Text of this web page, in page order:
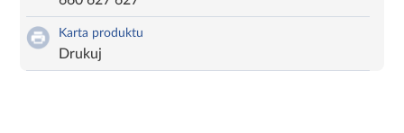
Karta produktu
Drukuj